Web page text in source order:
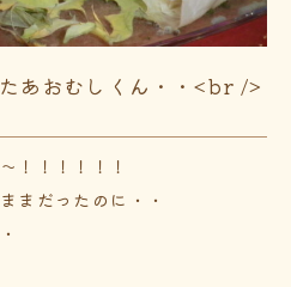
あおむしくん・・<br />
！！！！！！
まだったのに・・